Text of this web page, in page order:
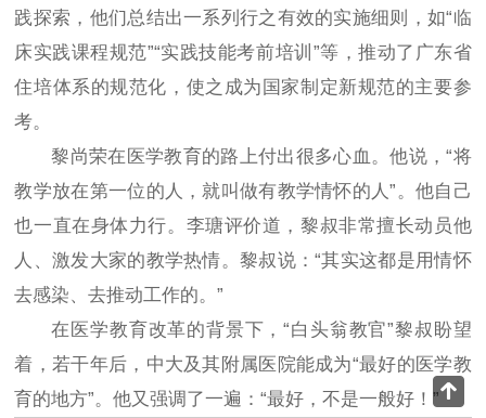
践探索，他们总结出一系列行之有效的实施细则，如“临
床实践课程规范”“实践技能考前培训”等，推动了广东省
住培体系的规范化，使之成为国家制定新规范的主要参
考。
黎尚荣在医学教育的路上付出很多心血。他说，“将
教学放在第一位的人，就叫做有教学情怀的人”。他自己
也一直在身体力行。李瑭评价道，黎叔非常擅长动员他
人、激发大家的教学热情。黎叔说：“其实这都是用情怀
去感染、去推动工作的。”
在医学教育改革的背景下，“白头翁教官”黎叔盼望
着，若干年后，中大及其附属医院能成为“最好的医学教
育的地方”。他又强调了一遍：“最好，不是一般好！”
回顶部